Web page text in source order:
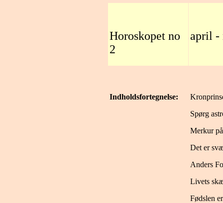
Horoskopet no
2
april -
Indholdsfortegnelse:
Spørg
Merkur
Det er
Anders
Livets
Fødslen